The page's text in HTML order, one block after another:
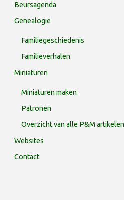
Beursagenda
Genealogie
Familiegeschiedenis
Familieverhalen
Miniaturen
Miniaturen maken
Patronen
Overzicht van alle P&M artikelen
Websites
Contact